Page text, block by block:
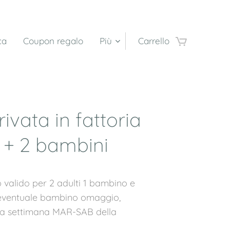
Coupon regalo Più Carrello
in fattoria
2 bambini
valido per 2 adulti 1 bambino e
bambino omaggio,
settimana MAR-SAB della